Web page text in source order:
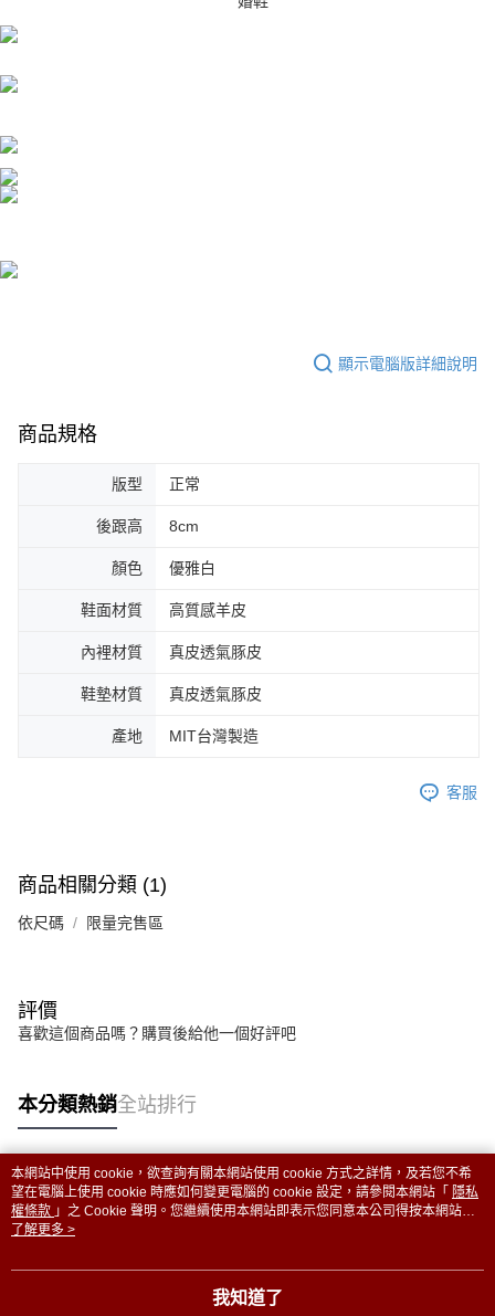
顯示電腦版詳細說明
商品規格
版型 正常
後跟高 8cm
顏色 優雅白
鞋面材質 高質感羊皮
內裡材質 真皮透氣豚皮
鞋墊材質 真皮透氣豚皮
產地 MIT台灣製造
客服
商品相關分類 (1)
依尺碼 限量完售區
評價
喜歡這個商品嗎？購買後給他一個好評吧
本分類熱銷全站排行
熱門標籤
本網站中使用 cookie，欲查詢有關本網站使用 cookie 方式之詳情，及若您不希
望在電腦上使用 cookie 時應如何變更電腦的 cookie 設定，請參閱本網站「 隱私
權條款 」之 Cookie 聲明。您繼續使用本網站即表示您同意本公司得按本網站使
用條款之 Cookie 聲明使用 cookie。
了解更多 >
我知道了